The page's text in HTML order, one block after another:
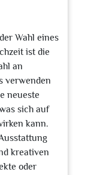
Wahl eines
ist die
an
verwenden
neueste
sich auf
kann.
kreativen
oder